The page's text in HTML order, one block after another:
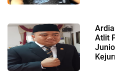
Atlit